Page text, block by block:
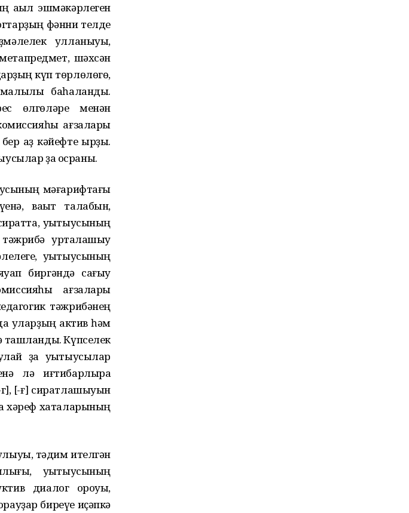
аҡыл эшмәкәрлеген
фәнни телде
ҡулланыуы,
шәхсән
күп төрлөлөгө,
баһаланды.
өлгөләре менән
ағзалары
аҙ кәйефте ҡырҙы.
ҙа осраны.
мәғарифтағы
ваҡыт талабын,
уҡытыусының
уртаҡлашыу
уҡытыусының
биргәндә сағыу
ағзалары
тәжрибәнең
уларҙың актив һәм
ташланды. Күпселек
ҙа уҡытыусылар
лә иғтибарлыраҡ
[ҡ-ғ] сиратлашыуын
хәреф хаталарының
тәҡдим ителгән
уҡытыусының
диалог ҡороуы,
биреүе иҫәпкә